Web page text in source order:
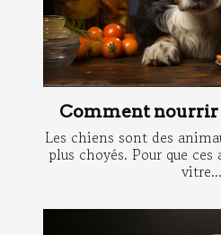
Comment nourrir
Les chiens sont des
plus choyés. Pour que
vitre...